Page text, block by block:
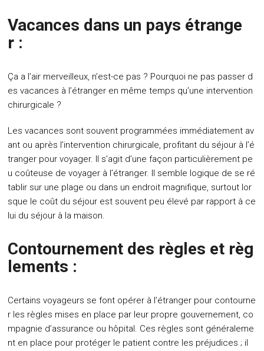
Vacances dans un pays étrange
r :
Ça a l’air merveilleux, n’est-ce pas ? Pourquoi ne pas passer d
es vacances à l’étranger en même temps qu’une intervention
chirurgicale ?
Les vacances sont souvent programmées immédiatement av
ant ou après l’intervention chirurgicale, profitant du séjour à l’é
tranger pour voyager. Il s’agit d’une façon particulièrement pe
u coûteuse de voyager à l’étranger. Il semble logique de se ré
tablir sur une plage ou dans un endroit magnifique, surtout lor
sque le coût du séjour est souvent peu élevé par rapport à ce
lui du séjour à la maison.
Contournement des règles et règ
lements :
Certains voyageurs se font opérer à l’étranger pour contourne
r les règles mises en place par leur propre gouvernement, co
mpagnie d’assurance ou hôpital. Ces règles sont généraleme
nt en place pour protéger le patient contre les préjudices ; il